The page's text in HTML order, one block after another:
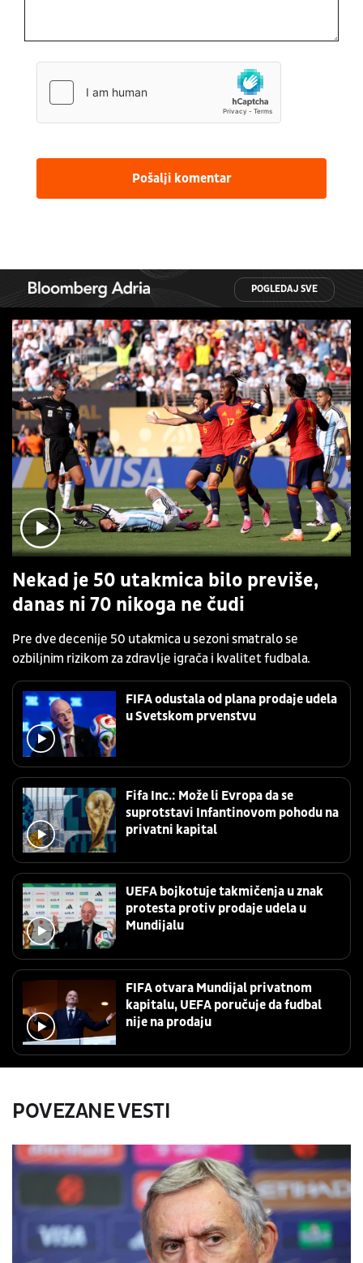
Pošalji komentar
POGLEDAJ SVE
Nekad je 50 utakmica bilo previše,
danas ni 70 nikoga ne čudi
Pre dve decenije 50 utakmica u sezoni smatralo se
ozbiljnim rizikom za zdravlje igrača i kvalitet fudbala.
FIFA odustala od plana prodaje udela
u Svetskom prvenstvu
Fifa Inc.: Može li Evropa da se
suprotstavi Infantinovom pohodu na
privatni kapital
UEFA bojkotuje takmičenja u znak
protesta protiv prodaje udela u
Mundijalu
FIFA otvara Mundijal privatnom
kapitalu, UEFA poručuje da fudbal
nije na prodaju
POVEZANE VESTI